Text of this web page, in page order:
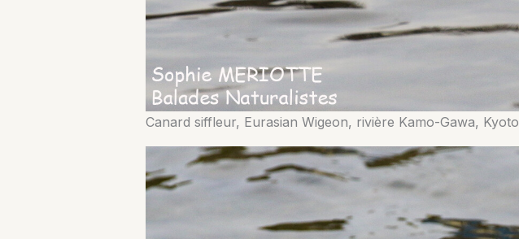
Canard siffleur, Eurasian Wigeon, rivière Kamo-Gawa, Kyoto